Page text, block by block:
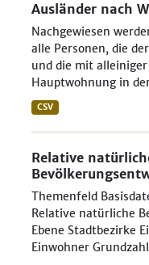
Ausländer nach
Nachgewiesen
alle Personen, die
und die mit
Hauptwohnung in
CSV
Relative
Themenfeld
Relative natürliche
Ebene Stadtbezirke
Einwohner